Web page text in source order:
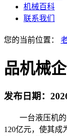
机械百科
联系我们
您的当前位置：
品机械
发布日期：
一台液压机的采
120亿元，使其